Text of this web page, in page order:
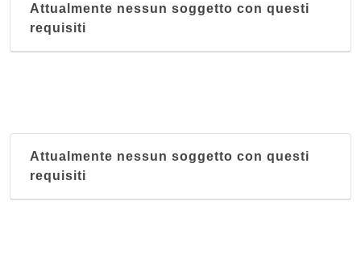
Attualmente nessun soggetto con questi
requisiti
Attualmente nessun soggetto con questi
requisiti